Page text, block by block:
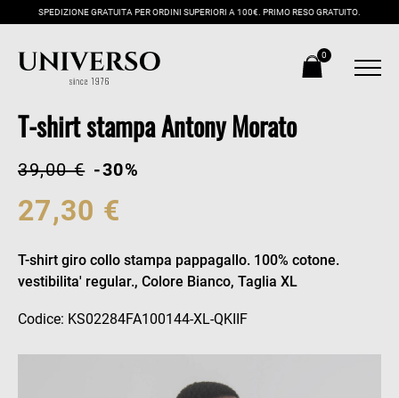
SPEDIZIONE GRATUITA PER ORDINI SUPERIORI A 100€. PRIMO RESO GRATUITO.
0
T-shirt stampa Antony Morato
39,00 € -30%
27,30 €
T-shirt giro collo stampa pappagallo. 100% cotone.
vestibilita' regular., Colore Bianco, Taglia XL
Codice: KS02284FA100144-XL-QKIIF